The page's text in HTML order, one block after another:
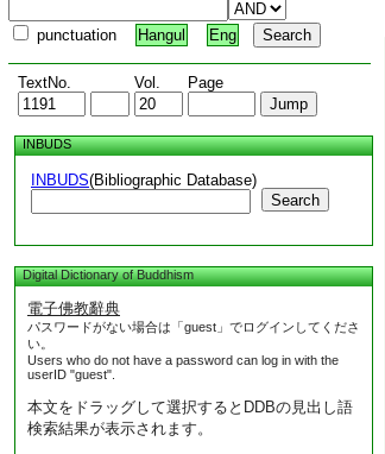
punctuation Hangul Eng
TextNo. Vol. Page
INBUDS
INBUDS(Bibliographic Database)
Search
Digital Dictionary of Buddhism
電子佛教辭典
パスワードがない場合は「guest」でログインしてくださ
い。
Users who do not have a password can log in with the
userID "guest".
本文をドラッグして選択するとDDBの見出し語
検索結果が表示されます。